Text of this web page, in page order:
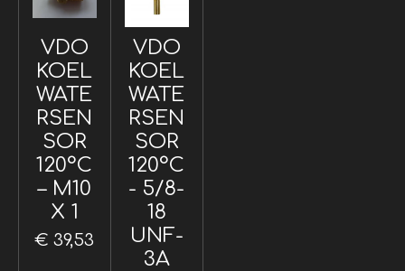
VDO
KOEL
WATE
RSEN
SOR
120°C
– M10
X 1
€ 39,53
VDO
KOEL
WATE
RSEN
SOR
120°C
- 5/8-
18
UNF-
3A